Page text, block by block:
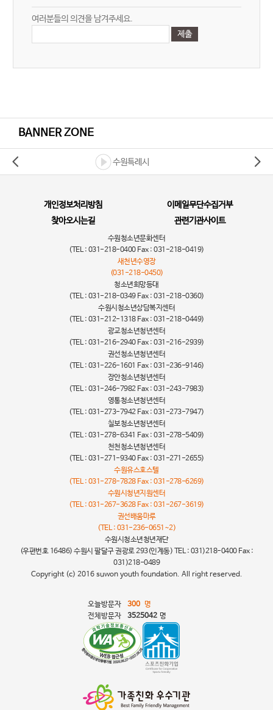
여러분들의 의견을 남겨주세요.
BANNER ZONE
수원특례시
개인정보처리방침
이메일무단수집거부
찾아오시는길
관련기관사이트
수원청소년문화센터
(TEL : 031-218-0400 Fax : 031-218-0419)
새천년수영장
(031-218-0450)
청소년희망등대
(TEL : 031-218-0349 Fax : 031-218-0360)
수원시청소년상담복지센터
(TEL : 031-212-1318 Fax : 031-218-0449)
광교청소년청년센터
(TEL : 031-216-2940 Fax : 031-216-2939)
권선청소년청년센터
(TEL : 031-226-1601 Fax : 031-236-9146)
장안청소년청년센터
(TEL : 031-246-7982 Fax : 031-243-7983)
영통청소년청년센터
(TEL : 031-273-7942 Fax : 031-273-7947)
칠보청소년청년센터
(TEL : 031-278-6341 Fax : 031-278-5409)
천천청소년청년센터
(TEL : 031-271-9340 Fax : 031-271-2655)
수원유스호스텔
(TEL : 031-278-7828 Fax : 031-278-6269)
수원시청년지원센터
(TEL : 031-267-3628 Fax : 031-267-3619)
권선배움마루
(TEL : 031-236-0651~2)
수원시청소년청년재단
(우편번호 16486) 수원시 팔달구 권광로 293(인계동) TEL : 031)218-0400 Fax :
031)218-0489
Copyright (c) 2016 suwon youth foundation. All right reserved.
오늘방문자 300 명
전체방문자
3525042 명